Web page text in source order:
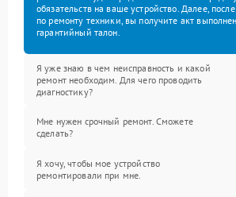
обязательств на ваше устройство. Далее,
по ремонту техники, вы получите акт
гарантийный талон.
Я уже знаю в чем неисправность и какой
ремонт необходим. Для чего проводить
диагностику?
Мне нужен срочный ремонт. Сможете
сделать?
Я хочу, чтобы мое устройство
ремонтировали при мне.